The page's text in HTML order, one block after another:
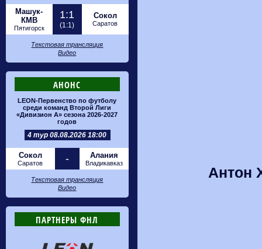
Машук-
КМВ
Пятигорск
1:1
(1:1)
Сокол
Саратов
Текстовая трансляция
Видео
АНОНС
LEON-Первенство по футболу
среди команд Второй Лиги
«Дивизион А» сезона 2026-2027
годов
4 тур 08.08.2026 18:00
Сокол
Саратов - Алания
Владикавказ
Текстовая трансляция
Видео
ПАРТНЕРЫ ФНЛ
Антон